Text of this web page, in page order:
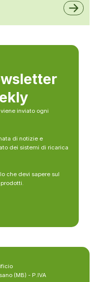
inviato ogni
di notizie e
dei sistemi di ricarica
che devi sapere sul
(MB) - P.IVA